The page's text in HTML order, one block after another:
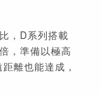
，D系列搭載
，準備以極高
離也能達成，